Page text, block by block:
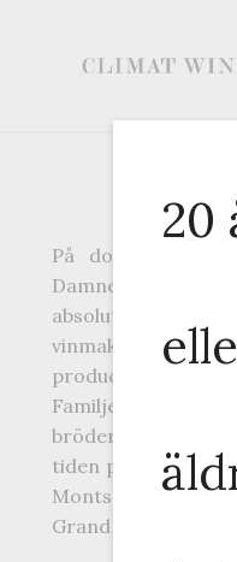
På dom branta
Damnes i
absolut bästa
vinmakare. Av
producenter är
Familjen Cotat
bröderna Francis
tiden producerade
Monts Damnes,
Grand Côte.
20